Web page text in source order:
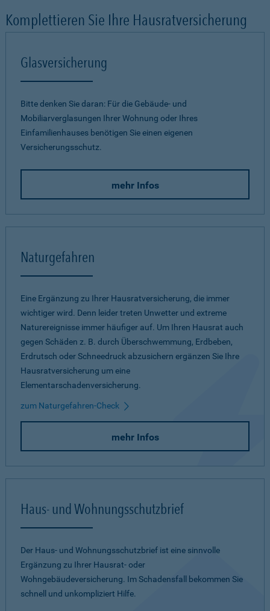
Komplettieren Sie Ihre Hausratversicherung
Glasversicherung
Bitte denken Sie daran: Für die Gebäude- und
Mobiliarverglasungen Ihrer Wohnung oder Ihres
Einfamilienhauses benötigen Sie einen eigenen
Versicherungsschutz.
mehr Infos
Naturgefahren
Eine Ergänzung zu Ihrer Hausratversicherung, die immer
wichtiger wird. Denn leider treten Unwetter und extreme
Naturereignisse immer häufiger auf. Um Ihren Hausrat auch
gegen Schäden z. B. durch Überschwemmung, Erdbeben,
Erdrutsch oder Schneedruck abzusichern ergänzen Sie Ihre
Hausratversicherung um eine
Elementarschadenversicherung.
zum Naturgefahren-Check
mehr Infos
Haus- und Wohnungsschutzbrief
Der Haus- und Wohnungsschutzbrief ist eine sinnvolle
Ergänzung zu Ihrer Hausrat- oder
Wohngebäudeversicherung. Im Schadensfall bekommen Sie
schnell und unkompliziert Hilfe.